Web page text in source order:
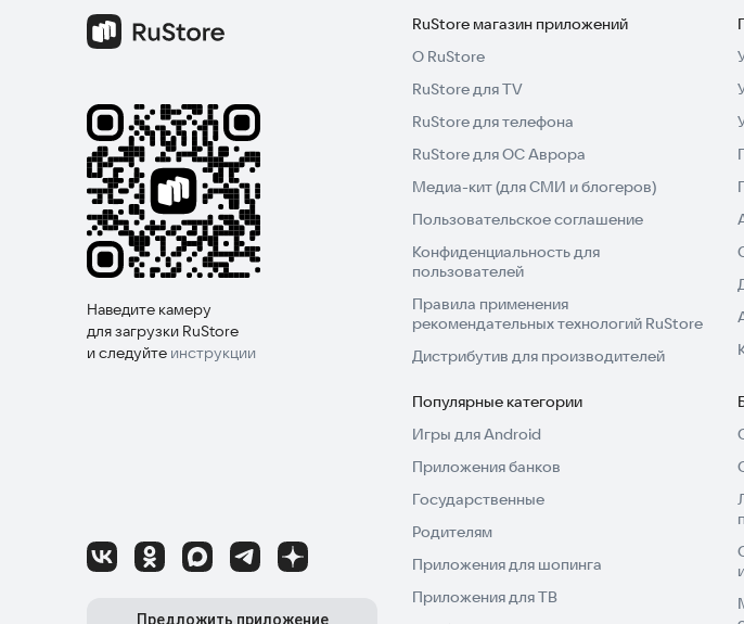
Наведите камеру
для загрузки RuStore
и следуйте инструкции
Предложить приложение
RuStore магазин приложений
О RuStore
RuStore для TV
RuStore для телефона
RuStore для ОС Аврора
Медиа-кит (для СМИ и блогеров)
Пользовательское соглашение
Конфиденциальность для
пользователей
Правила применения
рекомендательных технологий RuStore
Дистрибутив для производителей
Популярные категории
Игры для Android
Приложения банков
Государственные
Родителям
Приложения для шопинга
Приложения для ТВ